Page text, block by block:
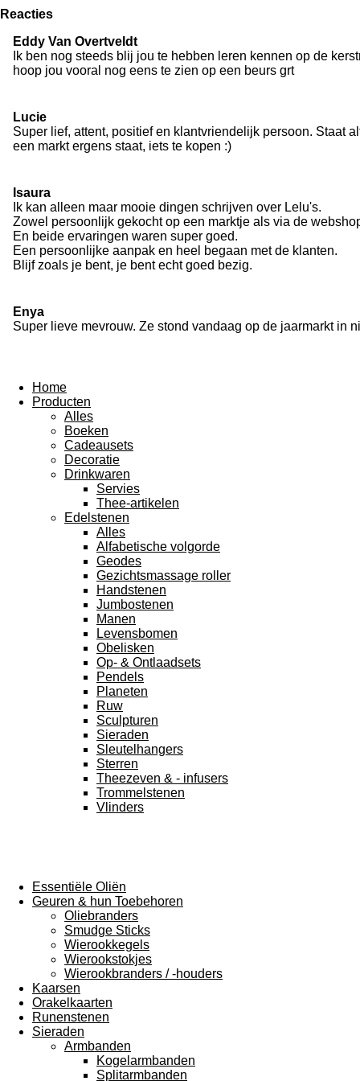
eReacties
Eddy Van Overtveldt
Ik ben nog steeds blij jou te hebben leren kennen op de
hoop jou vooral nog eens te zien op een beurs grt
Lucie
Super lief, attent, positief en klantvriendelijk persoon. Staat
een markt ergens staat, iets te kopen :)
Isaura
Ik kan alleen maar mooie dingen schrijven over Lelu's.
Zowel persoonlijk gekocht op een marktje als via de
En beide ervaringen waren super goed.
Een persoonlijke aanpak en heel begaan met de klanten.
Blijf zoals je bent, je bent echt goed bezig.
Enya
Super lieve mevrouw. Ze stond vandaag op de jaarmarkt in
Home
Producten
Alles
Boeken
Cadeausets
Decoratie
Drinkwaren
Servies
Thee-artikelen
Edelstenen
Alles
Alfabetische volgorde
Geodes
Gezichtsmassage roller
Handstenen
Jumbostenen
Manen
Levensbomen
Obelisken
Op- & Ontlaadsets
Pendels
Planeten
Ruw
Sculpturen
Sieraden
Sleutelhangers
Sterren
Theezeven & - infusers
Trommelstenen
Vlinders
Essentiële Oliën
Geuren & hun Toebehoren
Oliebranders
Smudge Sticks
Wierookkegels
Wierookstokjes
Wierookbranders / -houders
Kaarsen
Orakelkaarten
Runenstenen
Sieraden
Armbanden
Kogelarmbanden
Splitarmbanden